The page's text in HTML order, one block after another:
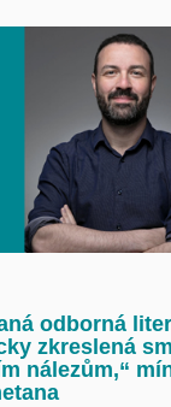
odborná
zkreslená
nálezům,“